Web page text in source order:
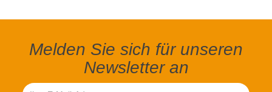
Melden Sie sich für unseren
Newsletter an